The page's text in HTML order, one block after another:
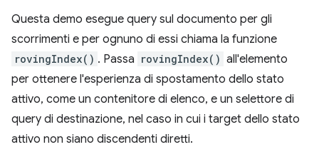
Questa demo esegue query sul documento per gli
scorrimenti e per ognuno di essi chiama la funzione
rovingIndex() . Passa rovingIndex() all'elemento
per ottenere l'esperienza di spostamento dello stato
attivo, come un contenitore di elenco, e un selettore di
query di destinazione, nel caso in cui i target dello stato
attivo non siano discendenti diretti.